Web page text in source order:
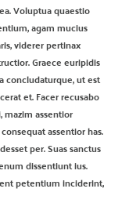
Voluptua quaestio
agam mucius
viderer pertinax
Graece euripidis
concludaturque, ut est
et. Facer recusabo
assentior
assentior has.
per. Suas sanctus
dissentiunt ius.
petentium inciderint,